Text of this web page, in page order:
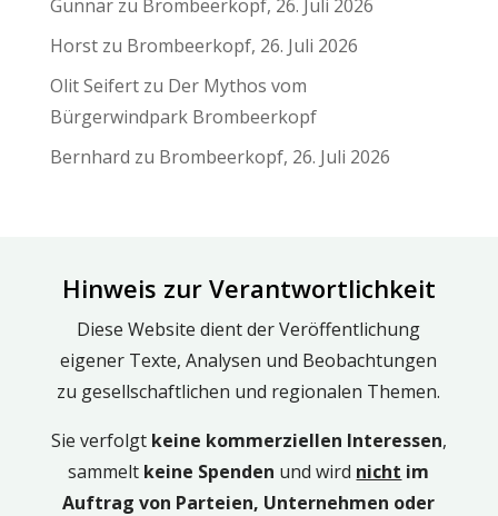
Gunnarzu Brombeerkopf, 26. Juli 2026
Horstzu Brombeerkopf, 26. Juli 2026
Olit Seifertzu Der Mythos vom
Bürgerwindpark Brombeerkopf
Bernhard zu Brombeerkopf, 26. Juli 2026
Hinweis zur Verantwortlichkeit
Diese Website dient der Veröffentlichung
eigener Texte, Analysen und Beobachtungen
zu gesellschaftlichen und regionalen Themen.
Sie verfolgt keine kommerziellen Interessen,
sammelt keine Spenden und wird nicht im
Auftrag von Parteien, Unternehmen oder